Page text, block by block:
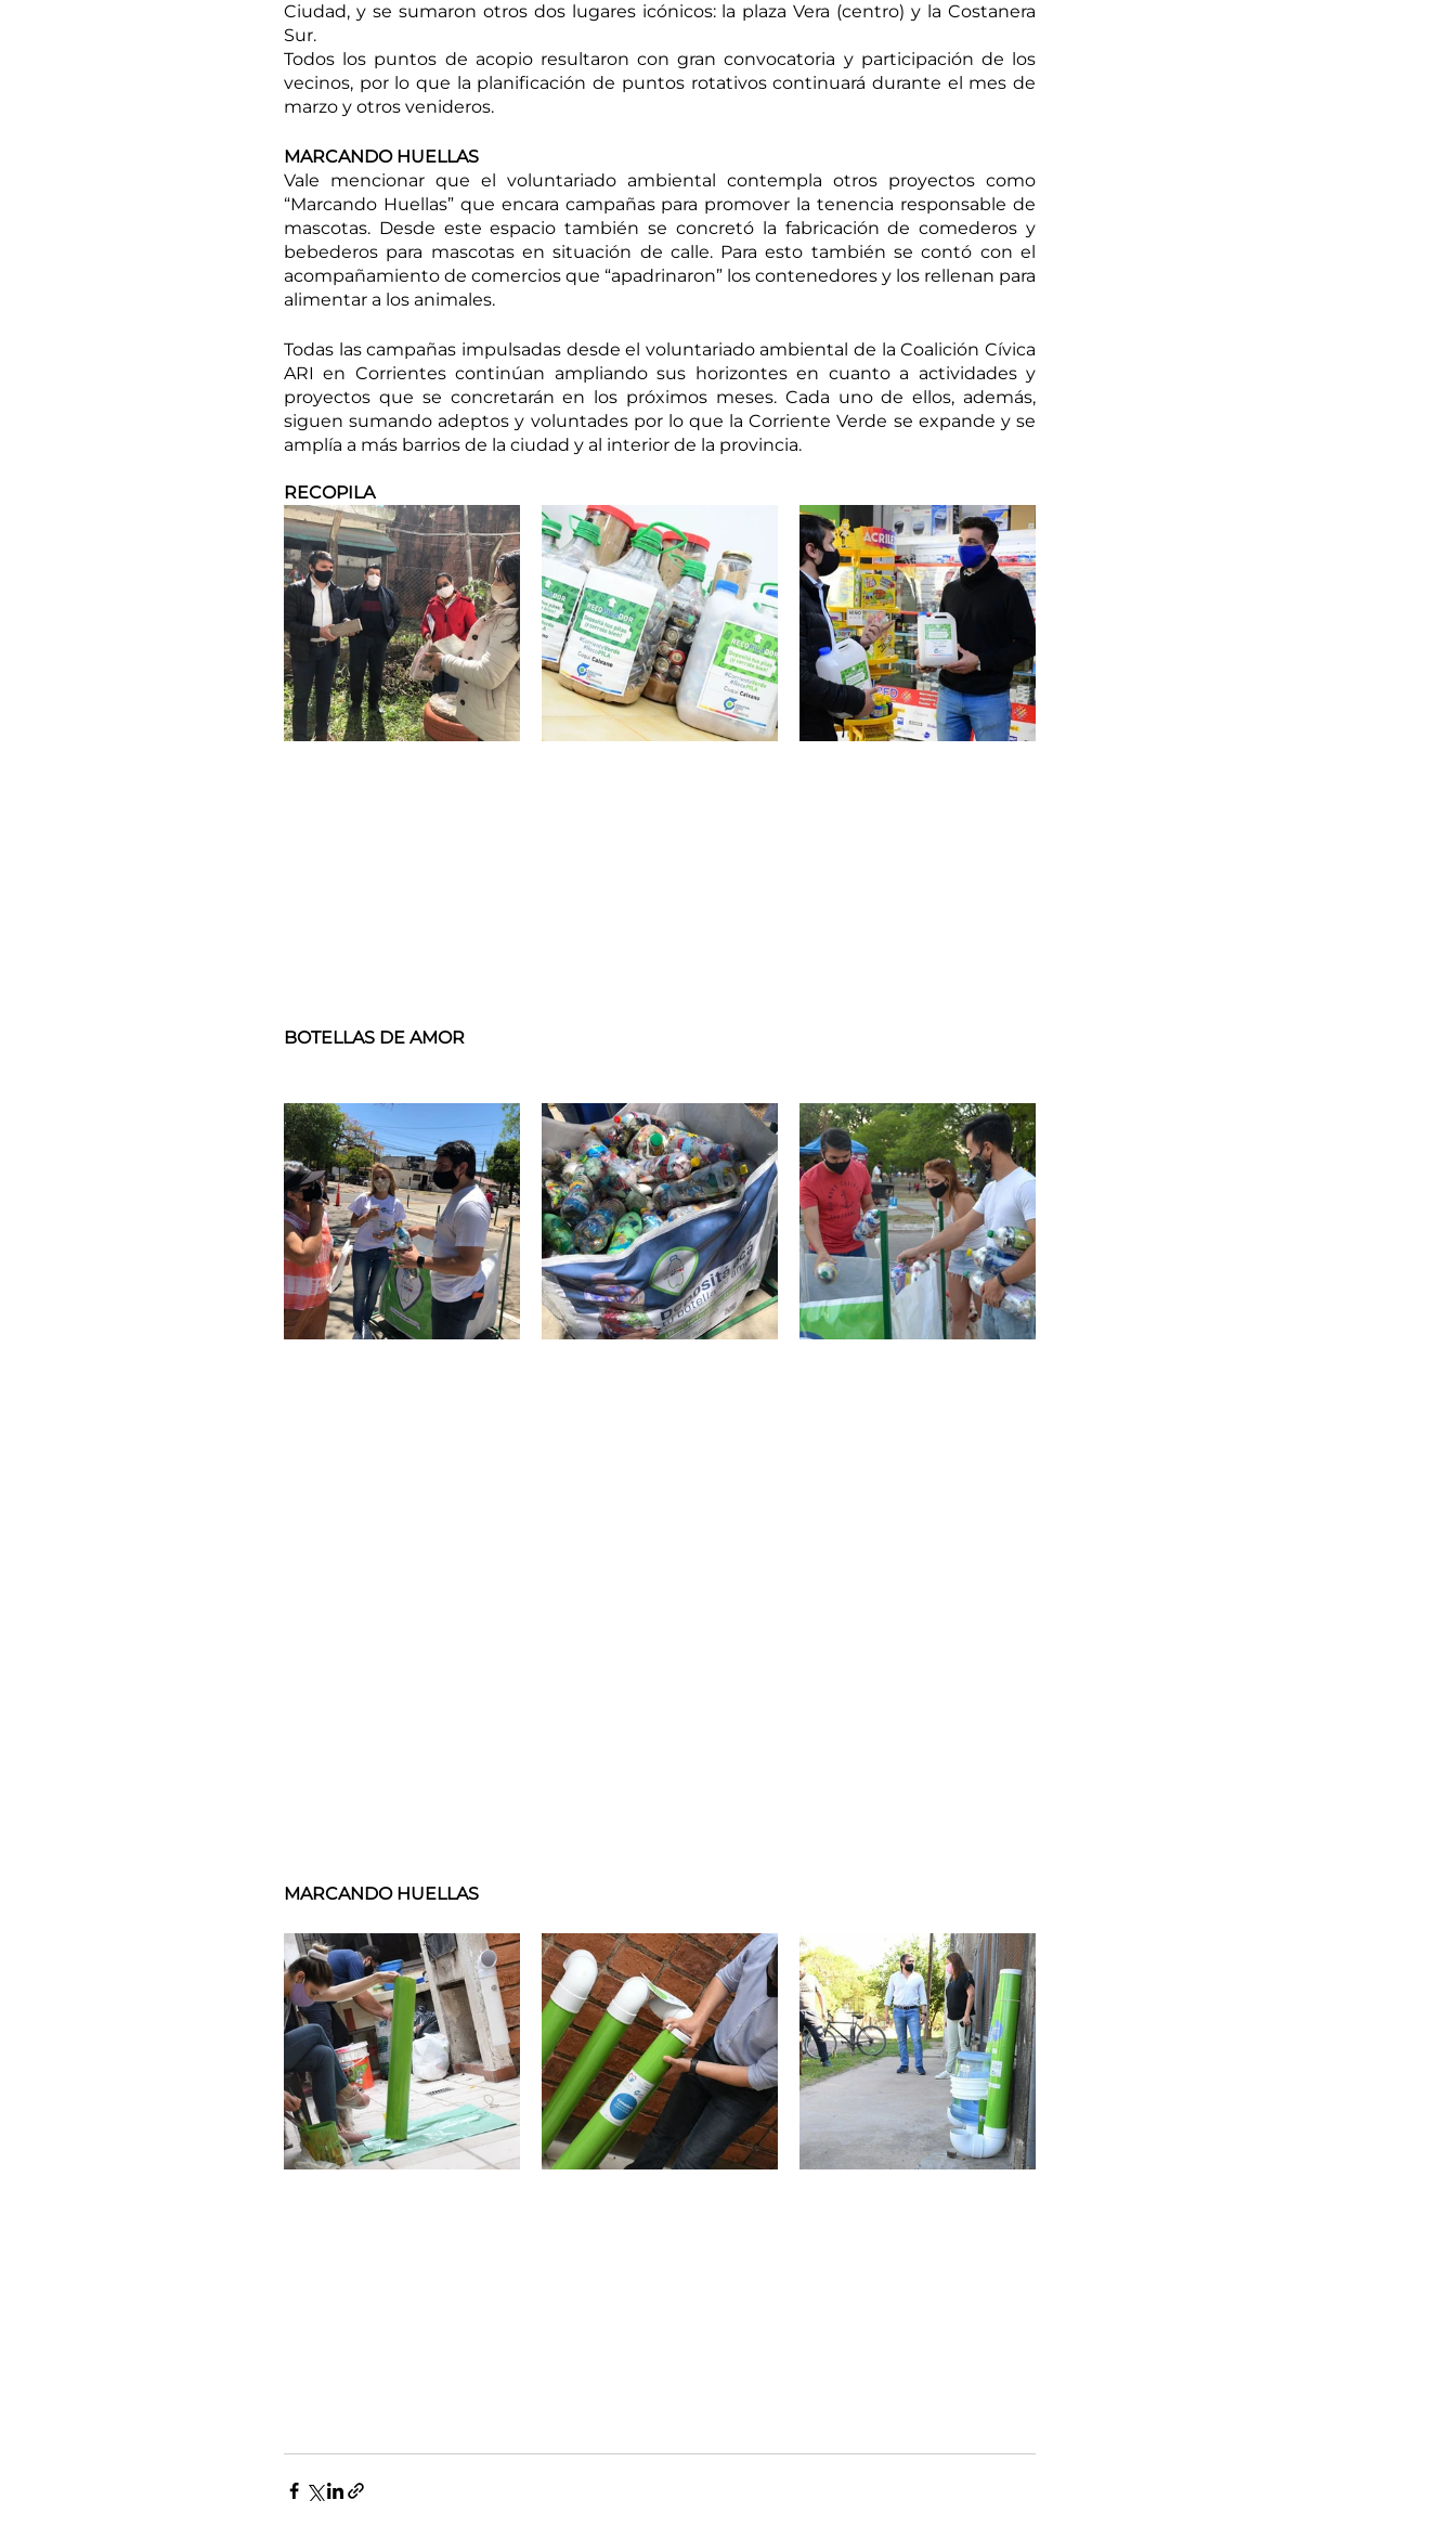
Ciudad, y se sumaron otros dos lugares icónicos: la plaza Vera (centro) y la Costanera
Sur.
Todos los puntos de acopio resultaron con gran convocatoria y participación de los
vecinos, por lo que la planificación de puntos rotativos continuará durante el mes de
marzo y otros venideros.
MARCANDO HUELLAS
Vale mencionar que el voluntariado ambiental contempla otros proyectos como
“Marcando Huellas” que encara campañas para promover la tenencia responsable de
mascotas. Desde este espacio también se concretó la fabricación de comederos y
bebederos para mascotas en situación de calle. Para esto también se contó con el
acompañamiento de comercios que “apadrinaron” los contenedores y los rellenan para
alimentar a los animales.
Todas las campañas impulsadas desde el voluntariado ambiental de la Coalición Cívica
ARI en Corrientes continúan ampliando sus horizontes en cuanto a actividades y
proyectos que se concretarán en los próximos meses. Cada uno de ellos, además,
siguen sumando adeptos y voluntades por lo que la Corriente Verde se expande y se
amplía a más barrios de la ciudad y al interior de la provincia.
RECOPILA
BOTELLAS DE AMOR
MARCANDO HUELLAS